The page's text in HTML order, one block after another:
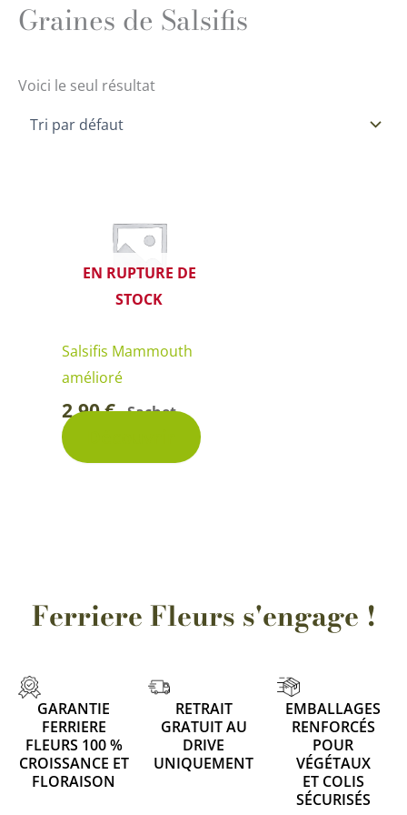
Graines de Salsifis
Voici le seul résultat
EN RUPTURE DE
STOCK
Salsifis Mammouth
amélioré
2,90€-Sachet
Ferriere Fleurs s'engage !
GARANTIE
FERRIERE
FLEURS 100 %
CROISSANCE ET
FLORAISON
RETRAIT
GRATUIT AU
DRIVE
UNIQUEMENT
EMBALLAGES
RENFORCÉS
POUR
VÉGÉTAUX
ET COLIS
SÉCURISÉS